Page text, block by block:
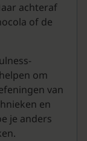
achteraf
of de
om
van
en
je anders